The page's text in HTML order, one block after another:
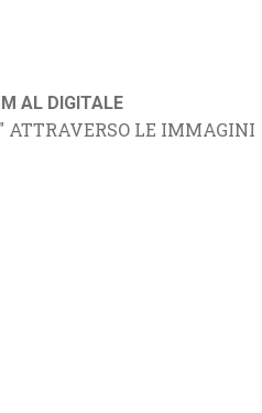
AL DIGITALE
LE IMMAGINI